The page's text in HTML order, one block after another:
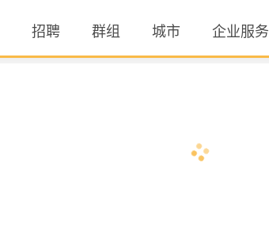
招聘 群组 城市 企业服务